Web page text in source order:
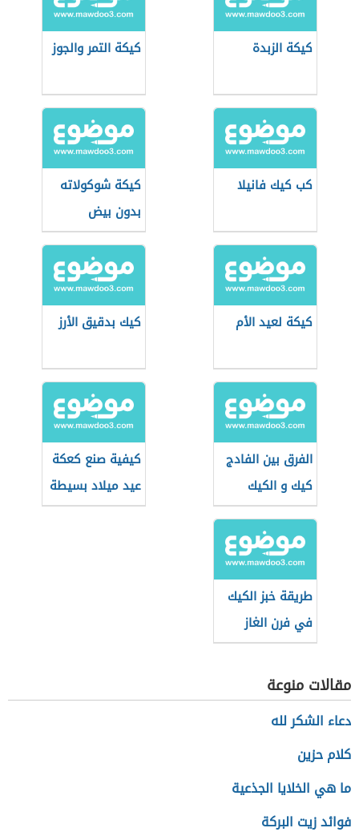
كيكة الزبدة كيكة التمر والجوز
كب كيك فانيلا
كيكة شوكولاته
بدون بيض
كيكة لعيد الأم كيك بدقيق الأرز
الفرق بين الفادج
كيك و الكيك
العادي
كيفية صنع كعكة
عيد ميلاد بسيطة
طريقة خبز الكيك
في فرن الغاز
مقالات منوعة
دعاء الشكر لله
كلام حزين
ما هي الخلايا الجذعية
فوائد زيت البركة